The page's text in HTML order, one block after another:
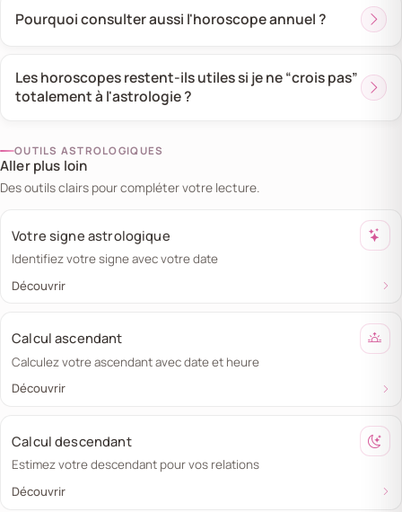
Pourquoi consulter aussi l'horoscope annuel ?
Les horoscopes restent-ils utiles si je ne “crois pas”
totalement à l'astrologie ?
OUTILS ASTROLOGIQUES
Aller plus loin
Des outils clairs pour compléter votre lecture.
Votre signe astrologique
Identifiez votre signe avec votre date
Découvrir
Calcul ascendant
Calculez votre ascendant avec date et heure
Découvrir
Calcul descendant
Estimez votre descendant pour vos relations
Découvrir